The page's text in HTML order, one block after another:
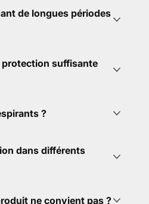
de longues périodes
protection suffisante
?
dans différents
ne convient pas ?